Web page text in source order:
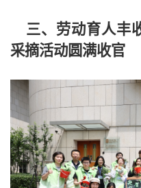
三、劳动育人丰
采摘活动圆满收官